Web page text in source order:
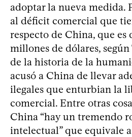
adoptar la nueva medida.
al déficit comercial que
respecto de China, que es
millones de dólares,
de la historia de la
acusó a China de llevar
ilegales que enturbian la
comercial. Entre otras
China “hay un tremendo
intelectual” que equivale